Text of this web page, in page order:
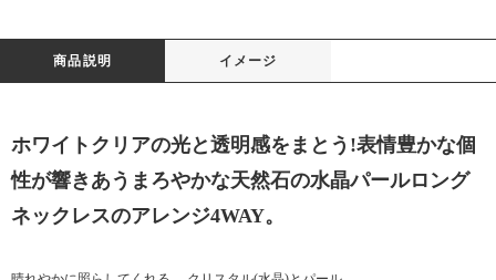
商品説明 イメージ
ホワイトクリアの光と透明感をまとう!表情豊かな個
性が響きあうまろやかな天然石の水晶パールロング
ネックレスのアレンジ4WAY。